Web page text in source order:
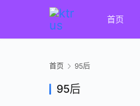
首页
首页 95后
95后